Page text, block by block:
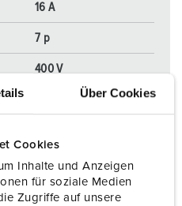
Über Cookies
Cookies
Inhalte und Anzeigen
für soziale Medien
Zugriffe auf unsere
16 A
7 p
400 V
morsetti a vite
resistenti al calore
contatti nichelati